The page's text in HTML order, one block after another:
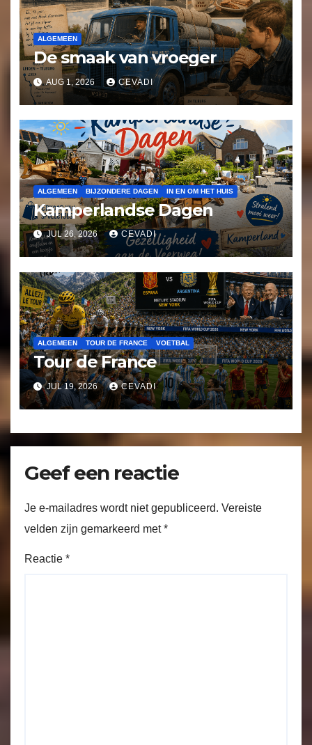
ALGEMEEN
De smaak van vroeger
AUG 1, 2026 CEVADI
ALGEMEEN BIJZONDERE DAGEN IN EN OM HET HUIS
Kamperlandse Dagen
JUL 26, 2026 CEVADI
ALGEMEEN TOUR DE FRANCE VOETBAL
Tour de France
JUL 19, 2026 CEVADI
Geef een reactie
Je e-mailadres wordt niet gepubliceerd. Vereiste
velden zijn gemarkeerd met*
Reactie *